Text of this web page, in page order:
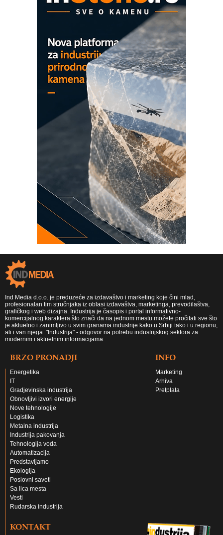
OBO sistemi mrežastih nosača kablova
Ind Media d.o.o. je preduzeće za izdavaštvo i marketing koje čini mlad,
profesionalan tim stručnjaka iz oblasi izdavaštva, marketinga, prevodilaštva,
grafičkog i web dizajna. Industrija je časopis i portal informativno-
komercijalnog karaktera što znači da na jednom mestu možete pročitati sve što
je aktuelno i zanimljivo u svim granama industrije kako u Srbiji tako i u regionu,
ali i van njega. "Industrija" - odgovor na potrebu industrijskog sektora za
modernim i aktuelnim informacijama.
BRZO PRONADJI
Energetika
IT
Gradjevinska industrija
Obnovljivi izvori energije
Nove tehnologije
Logistika
Metalna industrija
Industrija pakovanja
Tehnologija voda
Automatizacija
Predstavljamo
Ekologija
Poslovni saveti
Sa lica mesta
Vesti
Rudarska industrija
INFO
Marketing
Arhiva
Pretplata
KONTAKT